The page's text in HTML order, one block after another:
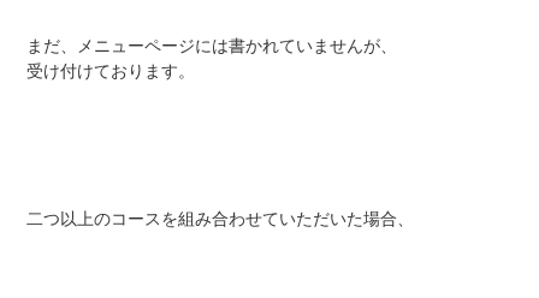
まだ、メニューページには書かれていませんが、
受け付けております。
二つ以上のコースを組み合わせていただいた場合、